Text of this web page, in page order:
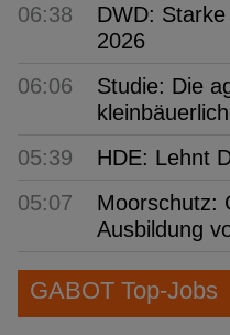
06:38
DWD:
2026
06:06
Studie: Die
05:39
HDE: Lehnt
05:07
Moorschutz:
Ausbildung
GABOT Top-Jobs